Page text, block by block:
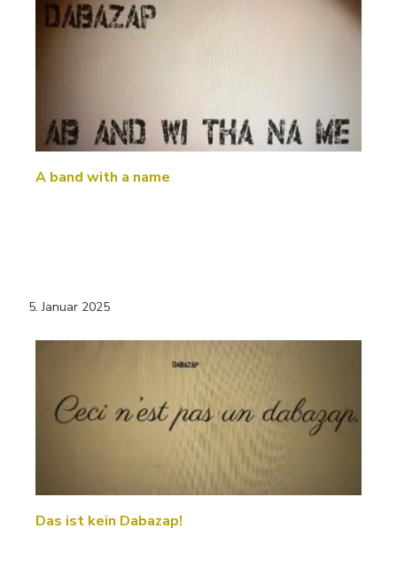
A band with a name
5. Januar 2025
Das ist kein Dabazap!